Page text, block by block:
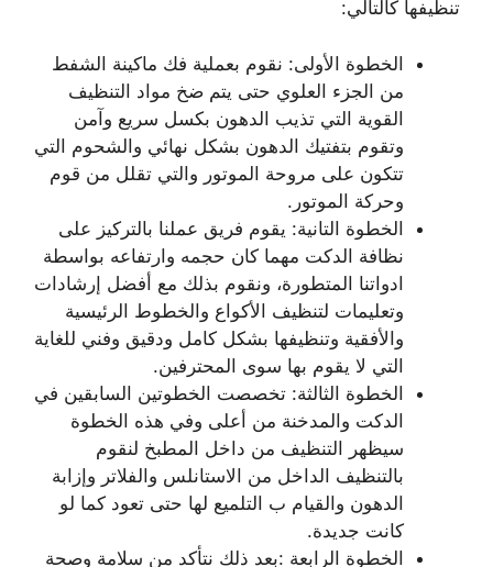
تنظيفها كالتالي:
الخطوة الأولى: نقوم بعملية فك ماكينة الشفط
من الجزء العلوي حتى يتم ضخ مواد التنظيف
القوية التي تذيب الدهون بكسل سريع وآمن
وتقوم بتفتيك الدهون بشكل نهائي والشحوم التي
تتكون على مروحة الموتور والتي تقلل من قوم
وحركة الموتور.
الخطوة التانية: يقوم فريق عملنا بالتركيز على
نظافة الدكت مهما كان حجمه وارتفاعه بواسطة
ادواتنا المتطورة، ونقوم بذلك مع أفضل إرشادات
وتعليمات لتنظيف الأكواع والخطوط الرئيسية
والأفقية وتنظيفها بشكل كامل ودقيق وفني للغاية
التي لا يقوم بها سوى المحترفين.
الخطوة الثالثة: تخصصت الخطوتين السابقين في
الدكت والمدخنة من أعلى وفي هذه الخطوة
سيظهر التنظيف من داخل المطبخ لنقوم
بالتنظيف الداخل من الاستانلس والفلاتر وإزابة
الدهون والقيام ب التلميع لها حتى تعود كما لو
كانت جديدة.
الخطوة الرابعة :بعد ذلك نتأكد من سلامة وصحة